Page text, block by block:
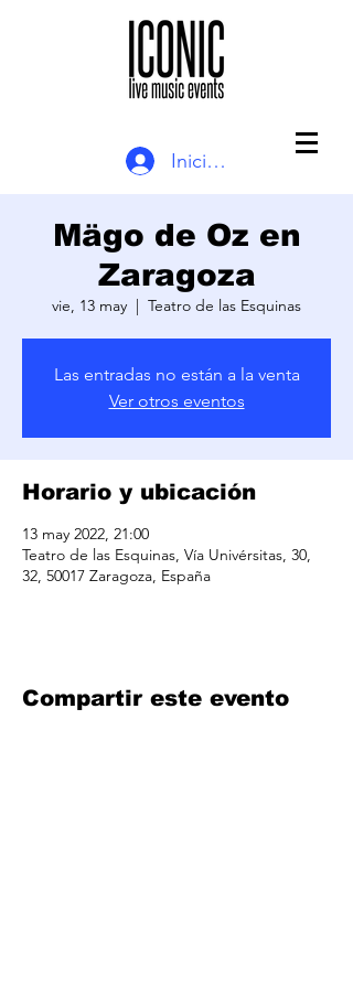
Iniciar sesión
Mägo de Oz en
Zaragoza
vie, 13 may
  |
Teatro de las Esquinas
Las entradas no están a la venta
Ver otros eventos
Horario y ubicación
13 may 2022, 21:00
Teatro de las Esquinas, Vía Univérsitas, 30,
32, 50017 Zaragoza, España
Compartir este evento